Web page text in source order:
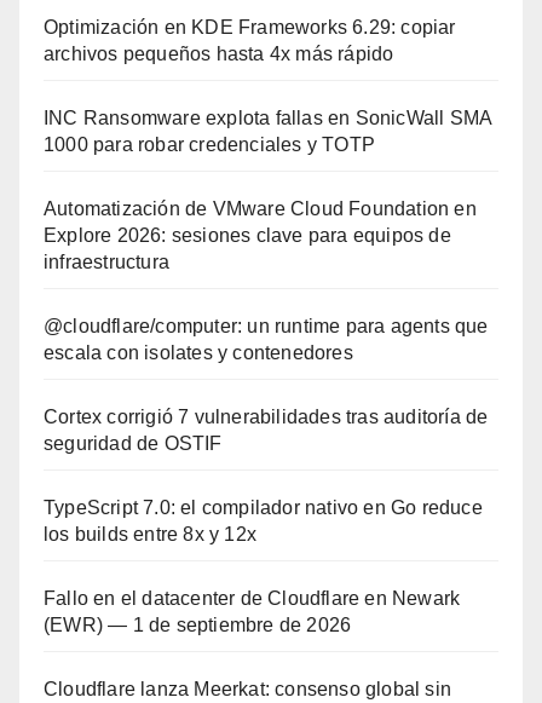
Optimización en KDE Frameworks 6.29: copiar
archivos pequeños hasta 4x más rápido
INC Ransomware explota fallas en SonicWall SMA
1000 para robar credenciales y TOTP
Automatización de VMware Cloud Foundation en
Explore 2026: sesiones clave para equipos de
infraestructura
@cloudflare/computer: un runtime para agents que
escala con isolates y contenedores
Cortex corrigió 7 vulnerabilidades tras auditoría de
seguridad de OSTIF
TypeScript 7.0: el compilador nativo en Go reduce
los builds entre 8x y 12x
Fallo en el datacenter de Cloudflare en Newark
(EWR) — 1 de septiembre de 2026
Cloudflare lanza Meerkat: consenso global sin